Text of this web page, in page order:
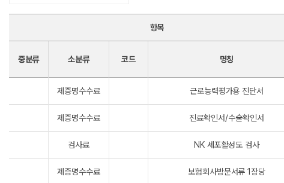
항목
중분류
소분류 코드 명칭
제증명수수료 근로능력평가용 진단서
제증명수수료 진료확인서/수술확인서
검사료 NK 세포활성도 검사
제증명수수료 보험회사방문서류 1장당